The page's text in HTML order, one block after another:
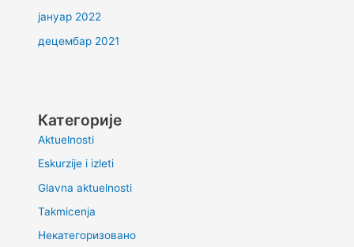
јануар 2022
децембар 2021
Категорије
Aktuelnosti
Eskurzije i izleti
Glavna aktuelnosti
Takmicenja
Некатегоризовано